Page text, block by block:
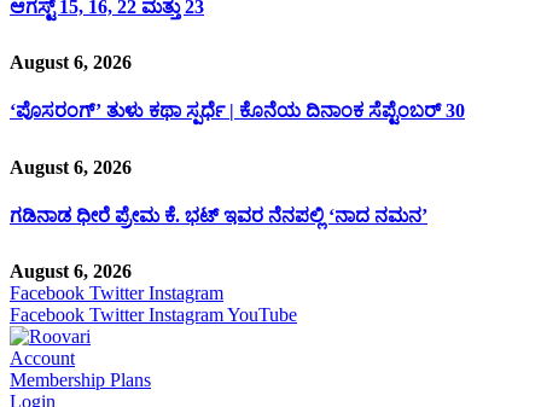
ಆಗಸ್ಟ್ 15, 16, 22 ಮತ್ತು 23
August 6, 2026
‘ಪೊಸರಂಗ್’ ತುಳು ಕಥಾ ಸ್ಪರ್ಧೆ | ಕೊನೆಯ ದಿನಾಂಕ ಸೆಪ್ಟೆಂಬರ್ 30
August 6, 2026
ಗಡಿನಾಡ ಧೀರೆ ಪ್ರೇಮ ಕೆ. ಭಟ್ ಇವರ ನೆನಪಲ್ಲಿ ‘ನಾದ ನಮನ’
August 6, 2026
Facebook Twitter Instagram
Facebook Twitter InstagramYouTube
Account
Membership Plans
Login